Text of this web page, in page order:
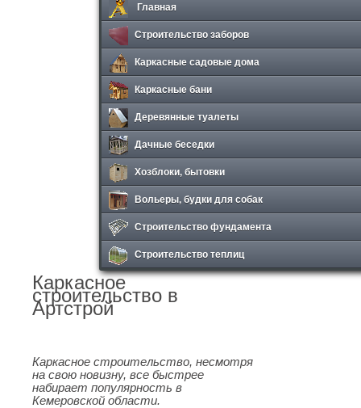
Главная
Строительство заборов
Каркасные садовые дома
Каркасные бани
Деревянные туалеты
Дачные беседки
Хозблоки, бытовки
Вольеры, будки для собак
Строительство фундамента
Строительство теплиц
Каркасное
строительство в
Артстрой
Каркасное строительство, несмотря
на свою новизну, все быстрее
набирает популярность в
Кемеровской области.